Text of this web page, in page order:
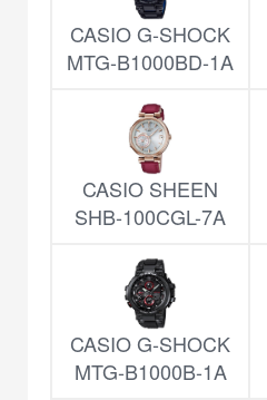
CASIO G-SHOCK
MTG-B1000BD-1A
CASIO SHEEN
SHB-100CGL-7A
CASIO G-SHOCK
MTG-B1000B-1A